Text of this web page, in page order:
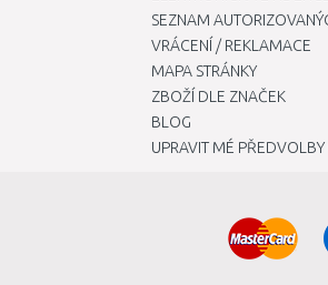
SEZNAM
VRÁCENÍ / REKLAMACE
MAPA STRÁNKY
ZBOŽÍ DLE ZNAČEK
BLOG
UPRAVIT MÉ